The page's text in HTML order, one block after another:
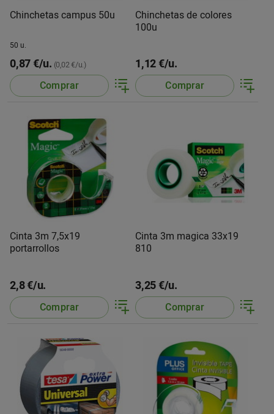
Chinchetas campus 50u
50 u.
0,87 €/u. (0,02 €/u.)
Comprar
Chinchetas de colores
100u
1,12 €/u.
Comprar
Cinta 3m 7,5x19
portarrollos
2,8 €/u.
Comprar
Cinta 3m magica 33x19
810
3,25 €/u.
Comprar